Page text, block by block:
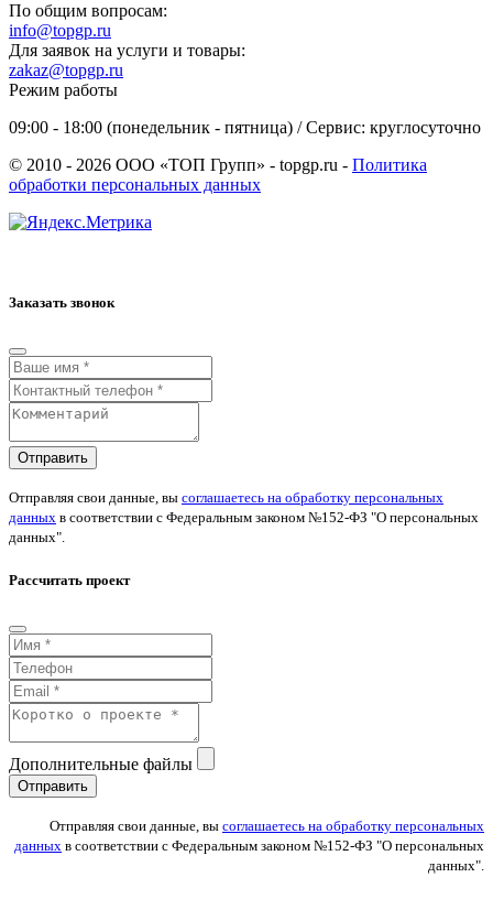
По общим вопросам:
info@topgp.ru
Для заявок на услуги и товары:
zakaz@topgp.ru
Режим работы
09:00 - 18:00 (понедельник - пятница) / Сервис: круглосуточно
© 2010 - 2026 ООО «ТОП Групп» - topgp.ru - Политика
обработки персональных данных
Заказать звонок
Отправить
Отправляя свои данные, вы соглашаетесь на обработку персональных
данных в соответствии с Федеральным законом №152-ФЗ "О персональных
данных".
Рассчитать проект
Дополнительные файлы
Отправить
Отправляя свои данные, вы соглашаетесь на обработку персональных
данных в соответствии с Федеральным законом №152-ФЗ "О персональных
данных".